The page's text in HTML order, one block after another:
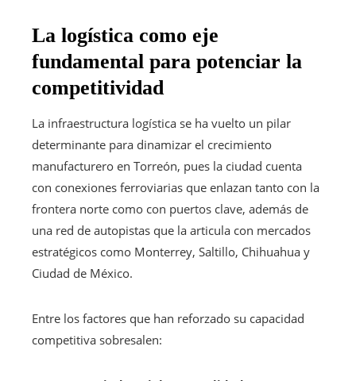
La logística como eje
fundamental para potenciar la
competitividad
La infraestructura logística se ha vuelto un pilar
determinante para dinamizar el crecimiento
manufacturero en Torreón, pues la ciudad cuenta
con conexiones ferroviarias que enlazan tanto con la
frontera norte como con puertos clave, además de
una red de autopistas que la articula con mercados
estratégicos como Monterrey, Saltillo, Chihuahua y
Ciudad de México.
Entre los factores que han reforzado su capacidad
competitiva sobresalen: